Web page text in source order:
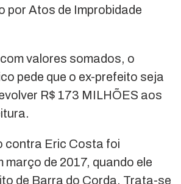
por Atos de Improbidade
valores somados, o
pede que o ex-prefeito seja
R$ 173 MILHÕES aos
contra Eric Costa foi
março de 2017, quando ele
de Barra do Corda. Trata-se